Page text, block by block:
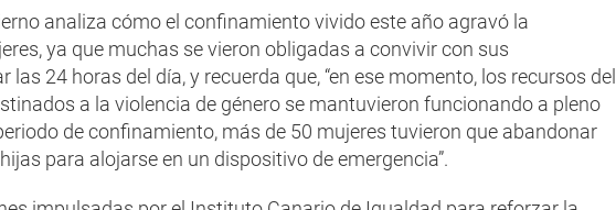
analiza cómo el confinamiento vivido este año agravó la
ya que muchas se vieron obligadas a convivir con sus
las 24 horas del día, y recuerda que, “en ese momento, los recursos del
a la violencia de género se mantuvieron funcionando a pleno
de confinamiento, más de 50 mujeres tuvieron que abandonar
para alojarse en un dispositivo de emergencia”.